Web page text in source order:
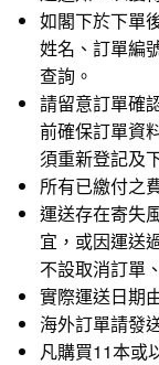
如閣下於下單
姓名、訂單編
查詢。
請留意訂單確
前確保訂單資
須重新登記及
所有已繳付之
運送存在寄失
宜，或因運送
不設取消訂單
實際運送日期
海外訂單請發
凡購買11本或